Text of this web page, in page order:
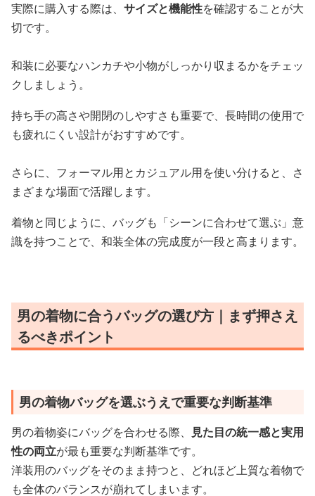
実際に購入する際は、 サイズと機能性を確認することが大
切です。
和装に必要なハンカチや小物がしっかり収まるかをチェッ
クしましょう。
持ち手の高さや開閉のしやすさも重要で、長時間の使用で
も疲れにくい設計がおすすめです。
さらに、フォーマル用とカジュアル用を使い分けると、さ
まざまな場面で活躍します。
着物と同じように、バッグも「シーンに合わせて選ぶ」意
識を持つことで、和装全体の完成度が一段と高まります。
男の着物に合うバッグの選び方｜まず押さえ
るべきポイント
男の着物バッグを選ぶうえで重要な判断基準
男の着物姿にバッグを合わせる際、
見た目の統一感と実用
性の両立が最も重要な判断基準です。
洋装用のバッグをそのまま持つと、どれほど上質な着物で
も全体のバランスが崩れてしまいます。